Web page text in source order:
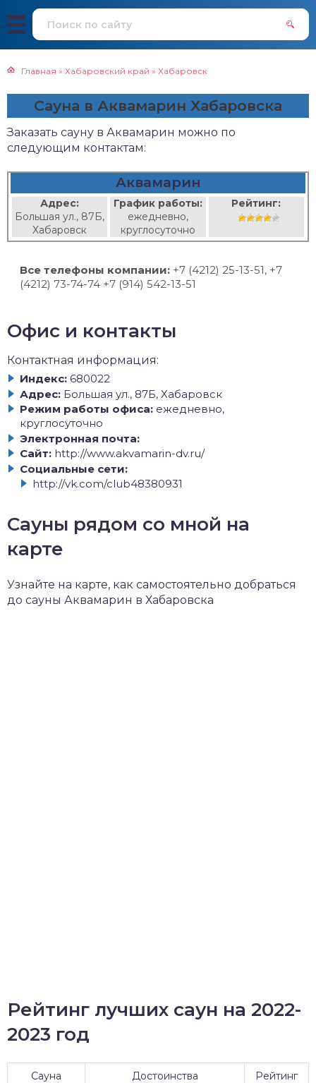
Главная » Хабаровский край » Хабаровск
Сауна в Аквамарин Хабаровска
Заказать сауну в Аквамарин можно по
следующим контактам:
Аквамарин
Адрес:
Большая ул., 87Б,
Хабаровск
График работы:
ежедневно,
круглосуточно
Рейтинг:
Все телефоны компании: +7 (4212) 25-13-51, +7
(4212) 73-74-74 +7 (914) 542-13-51
Офис и контакты
Контактная информация:
Индекс: 680022
Адрес: Большая ул., 87Б, Хабаровск
Режим работы офиса: ежедневно,
круглосуточно
Электронная почта:
Сайт: http://www.akvamarin-dv.ru/
Социальные сети:
http://vk.com/club48380931
Сауны рядом со мной на
карте
Узнайте на карте, как самостоятельно добраться
до сауны Аквамарин в Хабаровска
Рейтинг лучших саун на 2022-
2023 год
Сауна Достоинства Рейтинг